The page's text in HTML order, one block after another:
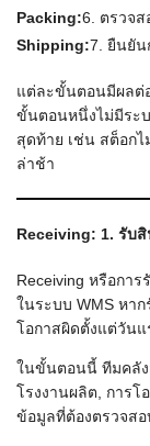
Packing:6. ตรวจ
Shipping:7. ยืนยัน
แต่ละขั้นตอนมีผลต่
ขั้นตอนหนึ่งไม่มีระ
สุดท้าย เช่น สต็อกไ
ล่าช้า
Receiving: 1. รับ
Receiving หรือกา
ในระบบ WMS หา
โอกาสผิดตั้งแต่วันแ
ในขั้นตอนนี้ ทีมคลัง
โรงงานผลิต, การ
ข้อมูลที่ต้องตรวจส